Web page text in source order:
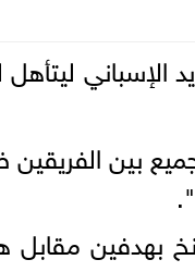
بين
بهدفين